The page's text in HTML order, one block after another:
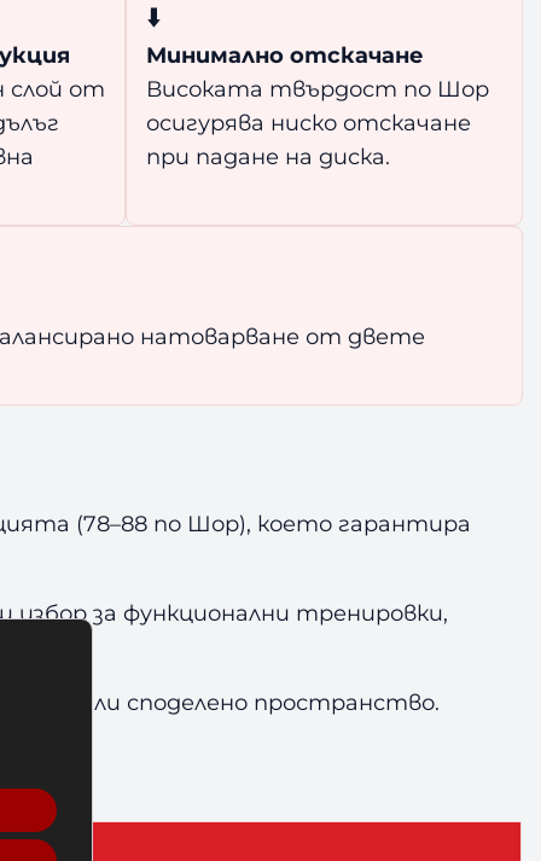
от
⬇️
Минимално отскачане
Високата твърдост по Шор
осигурява ниско отскачане
при падане на диска.
натоварване от двете
(78–88 по Шор), което гарантира
за функционални тренировки,
зала или споделено пространство.